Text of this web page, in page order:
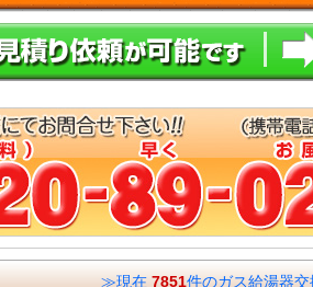
≫現在 7851件のガス給湯器